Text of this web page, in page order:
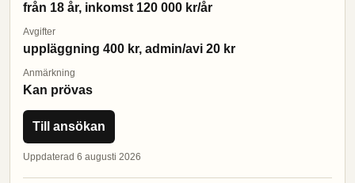
från 18 år, inkomst 120 000 kr/år
Avgifter
uppläggning 400 kr, admin/avi 20 kr
Anmärkning
Kan prövas
Till ansökan
Uppdaterad 6 augusti 2026